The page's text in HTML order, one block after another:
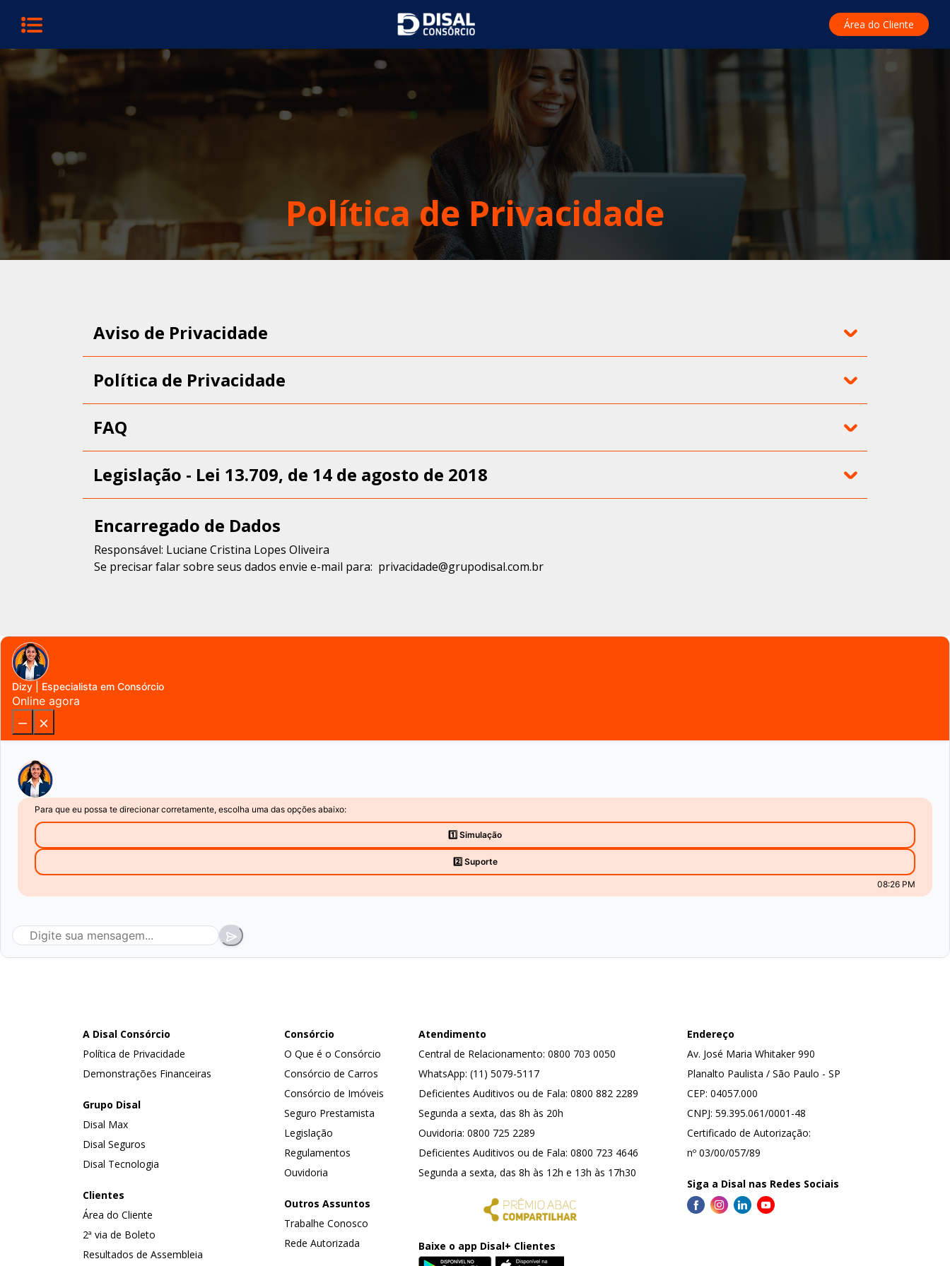
Menu Área do Cliente
Política de Privacidade
Aviso de Privacidade
Política de Privacidade
FAQ
Legislação - Lei 13.709, de 14 de agosto de 2018
Encarregado de Dados
Responsável: Luciane Cristina Lopes Oliveira
Se precisar falar sobre seus dados envie e-mail para: privacidade@grupodisal.com.br
Dizy | Especialista em Consórcio
Online agora
Para que eu possa te direcionar corretamente, escolha uma das opções abaixo:
1️⃣ Simulação
2️⃣ Suporte
08:26 PM
A Disal Consórcio
Política de Privacidade
Demonstrações Financeiras
Grupo Disal
Disal Max
Disal Seguros
Disal Tecnologia
Clientes
Área do Cliente
2ª via de Boleto
Resultados de Assembleia
Consórcio
O Que é o Consórcio
Consórcio de Carros
Consórcio de Imóveis
Seguro Prestamista
Legislação
Regulamentos
Ouvidoria
Outros Assuntos
Trabalhe Conosco
Rede Autorizada
Atendimento
Central de Relacionamento: 0800 703 0050
WhatsApp: (11) 5079-5117
Deficientes Auditivos ou de Fala: 0800 882 2289
Segunda a sexta, das 8h às 20h
Ouvidoria: 0800 725 2289
Deficientes Auditivos ou de Fala: 0800 723 4646
Segunda a sexta, das 8h às 12h e 13h às 17h30
Baixe o app Disal+ Clientes
Endereço
Av. José Maria Whitaker 990
Planalto Paulista / São Paulo - SP
CEP: 04057.000
CNPJ: 59.395.061/0001-48
Certificado de Autorização:
nº 03/00/057/89
Siga a Disal nas Redes Sociais
FacebookInstagram
LinkedinYoutube